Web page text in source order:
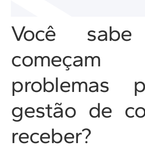
Você
problemas
gestão de
receber?